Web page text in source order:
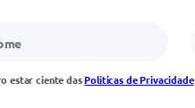
estar ciente dasPolíticas de Privacidade